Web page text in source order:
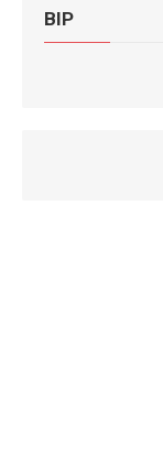
BIP